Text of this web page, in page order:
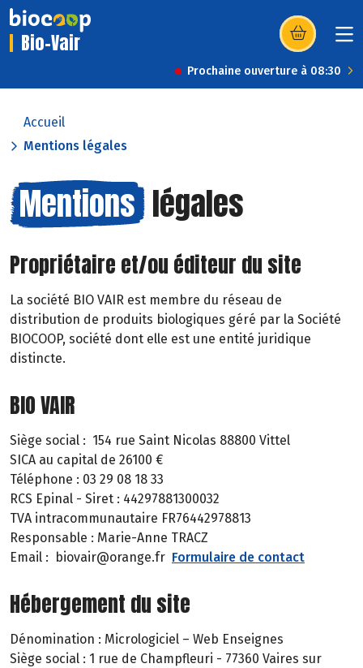
Bio-Vair (s’ouvre dans
Prochaine ouverture à 08:30
Accueil
Mentions légales
Mentions légales
Propriétaire et/ou éditeur du site
La société BIO VAIR est membre du réseau de
distribution de produits biologiques géré par la Société
BIOCOOP, société dont elle est une entité juridique
distincte.
BIO VAIR
Siège social : 154 rue Saint Nicolas 88800 Vittel
SICA au capital de 26100 €
Téléphone : 03 29 08 18 33
RCS Epinal - Siret : 44297881300032
TVA intracommunautaire FR76442978813
Responsable : Marie-Anne TRACZ
Email : biovair@orange.fr Formulaire de contact
Hébergement du site
Dénomination : Micrologiciel – Web Enseignes
Siège social : 1 rue de Champfleuri - 77360 Vaires sur